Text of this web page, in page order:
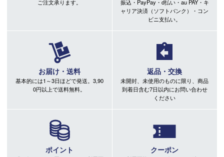
ご注文承ります。
振込・PayPay・d払い・au PAY・キ
ャリア決済（ソフトバンク）・コン
ビニ支払い。
お届け・送料
基本的には1～3日ほどで発送。3,90
0円以上で送料無料。
返品・交換
未開封、未使用のものに限り、商品
到着日含む7日以内にお問い合わせ
ください
ポイント クーポン